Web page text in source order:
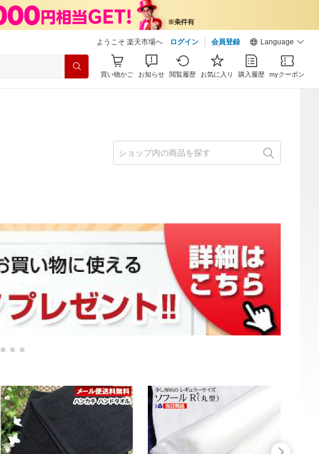
ようこそ 楽天市場へ ログイン 会員登録 Language
買い物かご お知らせ 閲覧履歴 お気に入り 購入履歴 myクーポン